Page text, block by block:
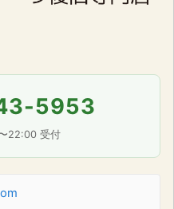
5953
22:00 受付